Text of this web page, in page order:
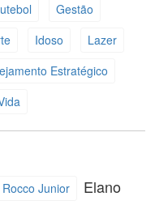
Gestão
Idoso
Lazer
Estratégico
Junior
Elano